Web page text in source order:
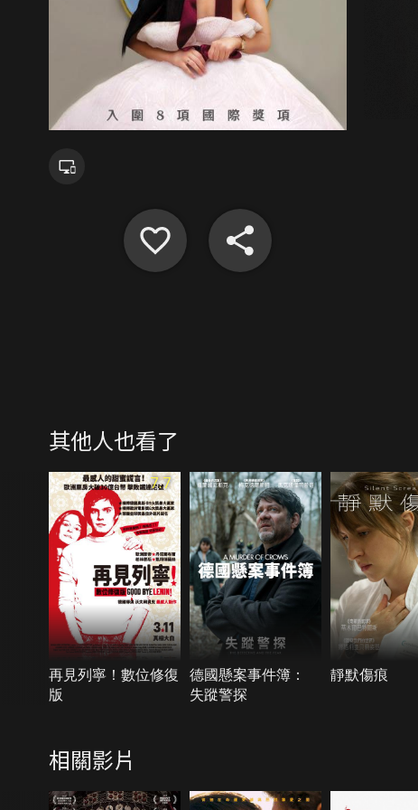
其他人也看了
7.7
再見列寧！數位修復
版
德國懸案事件簿：
失蹤警探
靜默傷痕
相關影片